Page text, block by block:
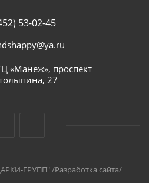
53-02-45
«Манеж», проспект
27
ГРУПП"/Разработка сайта/